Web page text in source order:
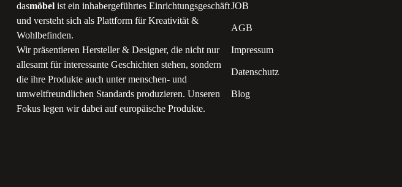
dasmöbel ist ein inhabergeführtes Einrichtungsgeschäft
und versteht sich als Plattform für Kreativität &
Wohlbefinden.
Wir präsentieren Hersteller & Designer, die nicht nur
allesamt für interessante Geschichten stehen, sondern
die ihre Produkte auch unter menschen- und
umweltfreundlichen Standards produzieren. Unseren
Fokus legen wir dabei auf europäische Produkte.
JOB
AGB
Impressum
Datenschutz
Blog